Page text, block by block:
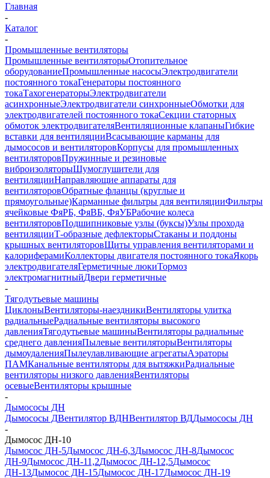
Главная
-
Каталог
-
Промышленные вентиляторы
Промышленные вентиляторыОтопительное
оборудованиеПромышленные насосыЭлектродвигатели
постоянного токаГенераторы постоянного
токаТахогенераторыЭлектродвигатели
асинхронныеЭлектродвигатели синхронныеОбмотки для
электродвигателей постоянного токаСекции статорных
обмоток электродвигателяВентиляционные клапаныГибкие
вставки для вентиляцииВсасывающие карманы для
дымососов и вентиляторовКорпусы для промышленных
вентиляторовПружинные и резиновые
виброизоляторыШумоглушители для
вентиляцииНаправляющие аппараты для
вентиляторовОбратные фланцы (круглые и
прямоугольные)Карманные фильтры для вентиляцииФильтры
ячейковые ФяРБ, ФяВБ, ФяУБРабочие колеса
вентиляторовПодшипниковые узлы (буксы)Узлы прохода
вентиляцииТ-образные дефлекторыСтаканы и поддоны
крышных вентиляторовЩиты управления вентиляторами и
калориферамиКоллекторы двигателя постоянного токаЯкорь
электродвигателяГерметичные люкиТормоз
электромагнитныйДвери герметичные
-
Тягодутьевые машины
ЦиклоныВентиляторы-наездникиВентиляторы улитка
радиальныеРадиальные вентиляторы высокого
давленияТягодутьевые машиныВентиляторы радиальные
среднего давленияПылевые вентиляторыВентиляторы
дымоудаленияПылеулавливающие агрегатыАэраторы
ПАМКанальные вентиляторы для вытяжкиРадиальные
вентиляторы низкого давленияВентиляторы
осевыеВентиляторы крышные
-
Дымососы ДН
Дымососы ДВентилятор ВДНВентилятор ВДДымососы ДН
-
Дымосос ДН-10
Дымосос ДН-5Дымосос ДН-6,3Дымосос ДН-8Дымосос
ДН-9Дымосос ДН-11,2Дымосос ДН-12,5Дымосос
ДН-13Дымосос ДН-15Дымосос ДН-17Дымосос ДН-19